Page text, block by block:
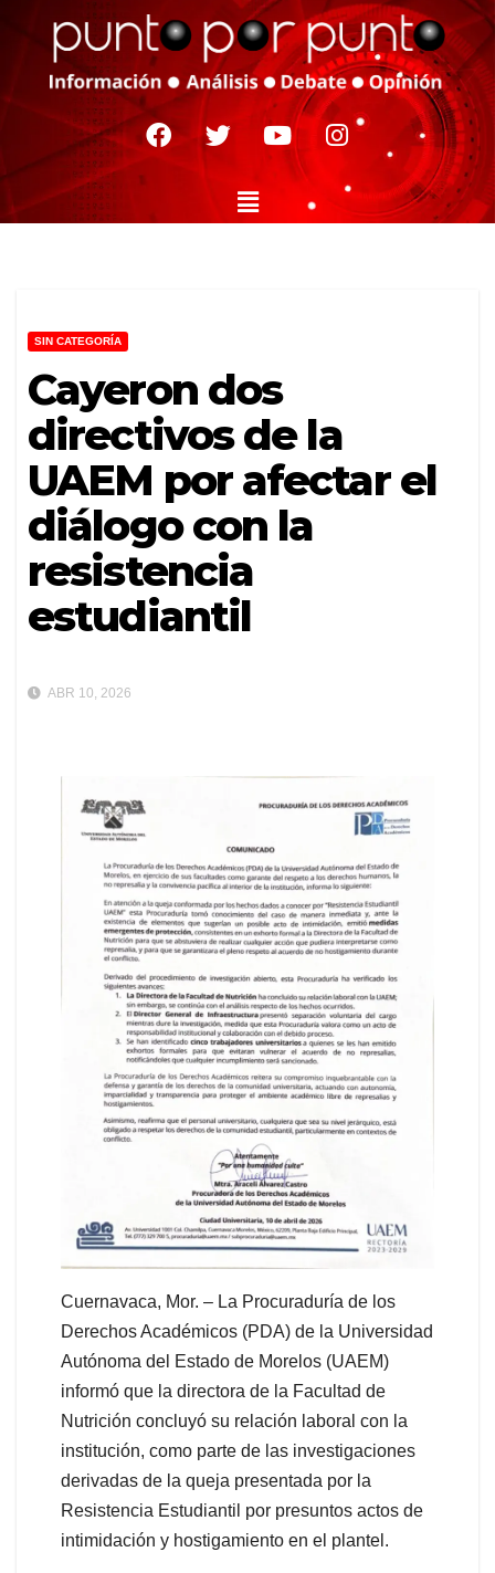
SIN CATEGORÍA
Cayeron dos
directivos de la
UAEM por afectar el
diálogo con la
resistencia
estudiantil
ABR 10, 2026
Cuernavaca, Mor. – La Procuraduría de los
Derechos Académicos (PDA) de la Universidad
Autónoma del Estado de Morelos (UAEM)
informó que la directora de la Facultad de
Nutrición concluyó su relación laboral con la
institución, como parte de las investigaciones
derivadas de la queja presentada por la
Resistencia Estudiantil por presuntos actos de
intimidación y hostigamiento en el plantel.